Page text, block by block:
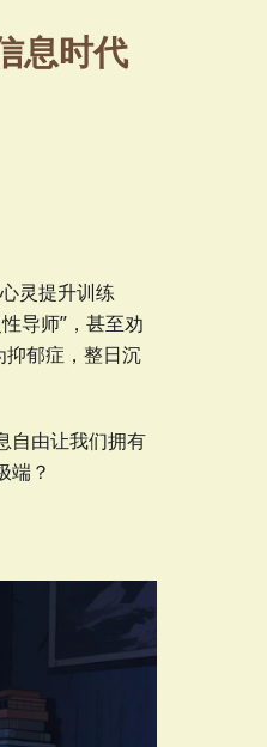
息时代
灵提升训练
导师”，甚至劝
抑郁症，整日沉
自由让我们拥有
端？